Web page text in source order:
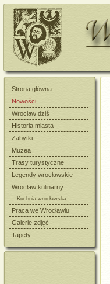
Strona główna
Nowości
Wrocław dziś
Historia miasta
Zabytki
Muzea
Trasy turystyczne
Legendy wrocławskie
Wrocław kulinarny
Kuchnia wrocławska
Praca we Wrocławiu
Galerie zdjęć
Tapety